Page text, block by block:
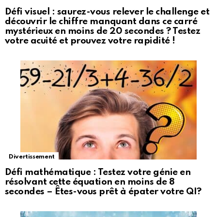
Défi visuel : saurez-vous relever le challenge et
découvrir le chiffre manquant dans ce carré
mystérieux en moins de 20 secondes ? Testez
votre acuité et prouvez votre rapidité !
Divertissement
Défi mathématique : Testez votre génie en
résolvant cette équation en moins de 8
secondes – Êtes-vous prêt à épater votre QI?